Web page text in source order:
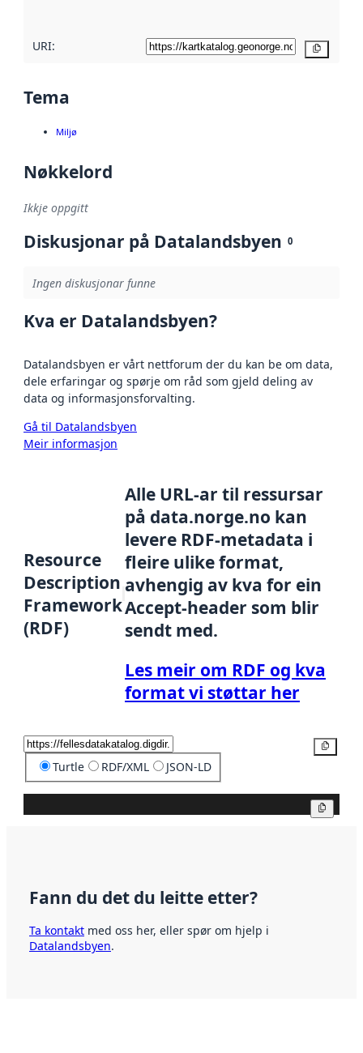
URI:
Tema
Miljø
Nøkkelord
Ikkje oppgitt
Diskusjonar på Datalandsbyen 0
Ingen diskusjonar funne
Kva er Datalandsbyen?
Datalandsbyen er vårt nettforum der du kan be om data,
dele erfaringar og spørje om råd som gjeld deling av
data og informasjonsforvalting.
Gå til Datalandsbyen
Meir informasjon
Resource
Description
Framework
(RDF)
Alle URL-ar til ressursar
på data.norge.no kan
levere RDF-metadata i
fleire ulike format,
avhengig av kva for ein
Accept-header som blir
sendt med.
Les meir om RDF og kva
format vi støttar her
Turtle RDF/XML JSON-LD
Fann du det du leitte etter?
Ta kontakt med oss her, eller spør om hjelp i
Datalandsbyen.